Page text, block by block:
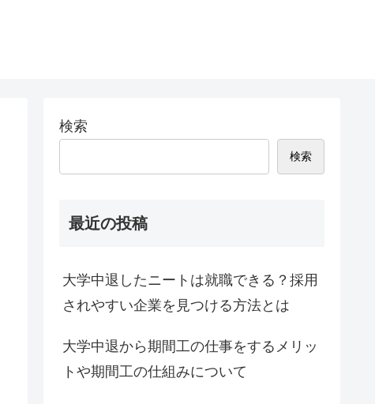
検索
検索
最近の投稿
大学中退したニートは就職できる？採用
されやすい企業を見つける方法とは
大学中退から期間工の仕事をするメリッ
トや期間工の仕組みについて